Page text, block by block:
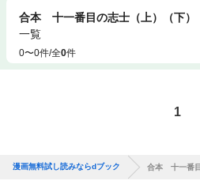
合本 十一番目の志士（上）（下）
一覧
0〜0件/全0件
1
漫画無料試し読みならdブック 合本 十一番